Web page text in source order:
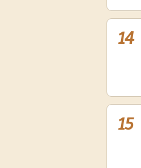
14
15